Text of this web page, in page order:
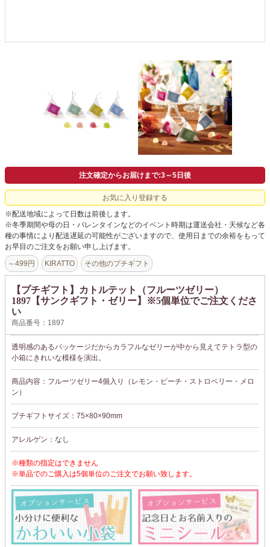
無料サンプル・資料請求
注文確定からお届けまで:3～5日後
お気に入り登録する
※配送地域によって日数は前後します。
※冬季期間や母の日・バレンタインなどのイベント時期は運送会社・天候など各
種の事情により配送遅延の可能性がございますので、使用日までの余裕をもって
お早目のご注文をお願い申し上げます。
～499円 KIRATTO その他のプチギフト
【プチギフト】カトルテット（フルーツゼリー）
1897【サンクギフト・ゼリー】※5個単位でご注文くださ
い
商品番号：1897
透明感のあるパッケージだからカラフルなゼリーが中から見えてテトラ型の
小箱にきれいな模様を演出。
商品内容：フルーツゼリー4個入り（レモン・ピーチ・ストロベリー・メロ
ン）
プチギフトサイズ：75×80×90mm
アレルゲン：なし
※種類の指定はできません
※単品でのご購入は5個単位のご注文でお願い致します。